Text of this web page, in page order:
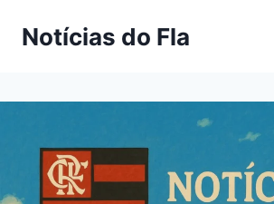
paraNotícias do Fla